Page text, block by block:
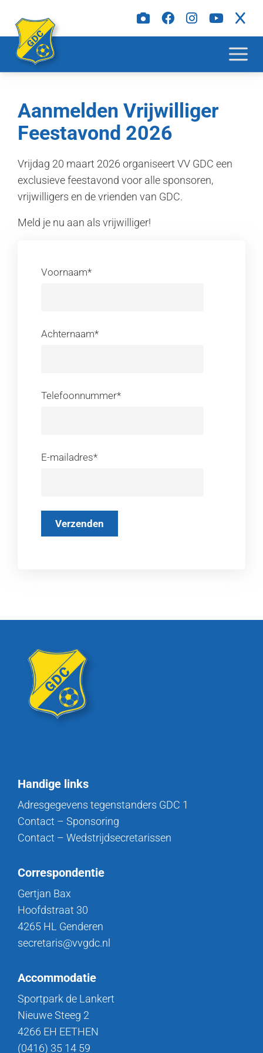
Aanmelden Vrijwilliger
Feestavond 2026
Vrijdag 20 maart 2026 organiseert VV GDC een
exclusieve feestavond voor alle sponsoren,
vrijwilligers en de vrienden van GDC.
Meld je nu aan als vrijwilliger!
Voornaam*
Achternaam*
Telefoonnummer*
E-mailadres*
Handige links
Adresgegevens tegenstanders GDC 1
Contact – Sponsoring
Contact – Wedstrijdsecretarissen
Correspondentie
Gertjan Bax
Hoofdstraat 30
4265 HL Genderen
secretaris@vvgdc.nl
Accommodatie
Sportpark de Lankert
Nieuwe Steeg 2
4266 EH EETHEN
(0416) 35 14 59